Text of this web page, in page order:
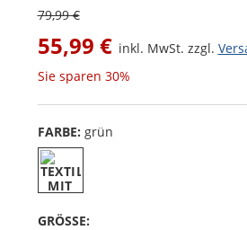
79,99 €
55,99 € inkl. MwSt. zzgl.
Sie sparen 30%
FARBE: grün
GRÖSSE: